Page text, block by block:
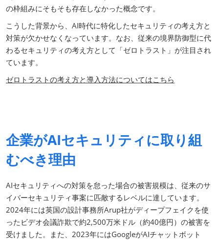
の枠組みにそもそも存在しなかった概念です。
こうした背景から、AI時代に特化したセキュリティの考え方と
対策が欠かせなくなっています。なお、従来の境界防御型に代
わるセキュリティの考え方として「ゼロトラスト」が注目され
ています。
ゼロトラストの考え方と導入方法についてはこちら
企業がAIセキュリティに取り組
むべき理由
AIセキュリティへの対策を怠った場合の被害規模は、従来のサ
イバーセキュリティ事案に匹敵するレベルに達しています。
2024年には英国の設計事務所Arup社がディープフェイクを使
ったビデオ会議詐欺で約2,500万米ドル（約40億円）の被害を
受けました。また、2023年にはGoogleがAIチャットボット